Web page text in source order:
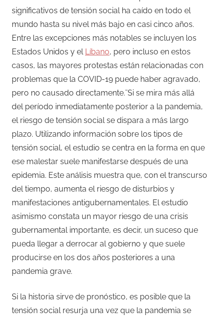
significativos de tensión social ha caído en todo el
mundo hasta su nivel más bajo en casi cinco años.
Entre las excepciones más notables se incluyen los
Estados Unidos y el Líbano, pero incluso en estos
casos, las mayores protestas están relacionadas con
problemas que la COVID-19 puede haber agravado,
pero no causado directamente.¨Si se mira más allá
del período inmediatamente posterior a la pandemia,
el riesgo de tensión social se dispara a más largo
plazo. Utilizando información sobre los tipos de
tensión social, el estudio se centra en la forma en que
ese malestar suele manifestarse después de una
epidemia. Este análisis muestra que, con el transcurso
del tiempo, aumenta el riesgo de disturbios y
manifestaciones antigubernamentales. El estudio
asimismo constata un mayor riesgo de una crisis
gubernamental importante, es decir, un suceso que
pueda llegar a derrocar al gobierno y que suele
producirse en los dos años posteriores a una
pandemia grave.
Si la historia sirve de pronóstico, es posible que la
tensión social resurja una vez que la pandemia se